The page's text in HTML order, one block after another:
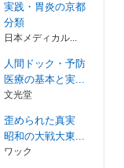
実践・胃炎の京都
分類
日本メディカル...
人間ドック・予防
医療の基本と実...
文光堂
歪められた真実
昭和の大戦大東...
ワック